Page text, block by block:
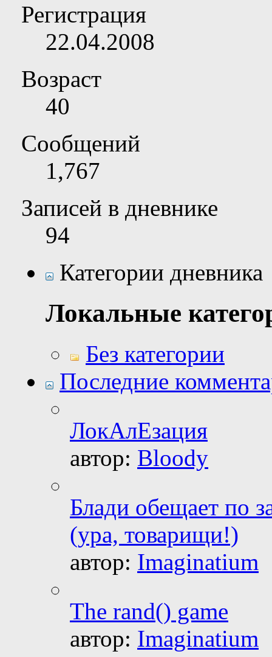
Регистрация
22.04.2008
Возраст
40
Сообщений
1,767
Записей в дневнике
94
Категории дневника
Локальные
Без категории
Последние
ЛокАлЕзация
автор: Bloody
Блади обещает по
(ура, товарищи!)
автор: Imaginatium
The rand() game
автор: Imaginatium